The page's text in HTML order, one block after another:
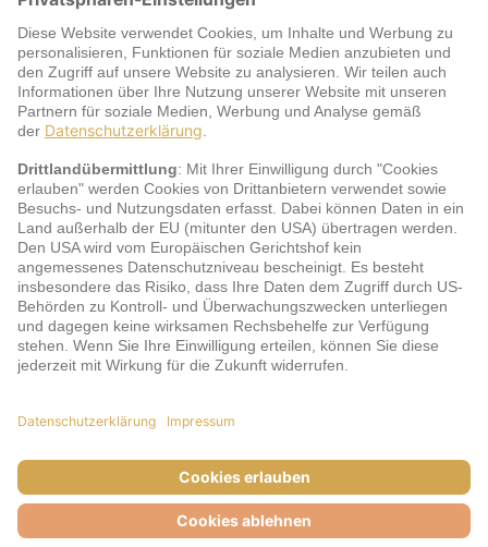
Warum jö?
Service
jö Bonus Club Partner
Zahlungsarten & Sicherheit
AGB
Datenschutz